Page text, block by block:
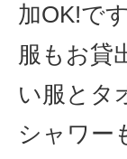
加OK!です
服もお貸
い服とタ
シャワー